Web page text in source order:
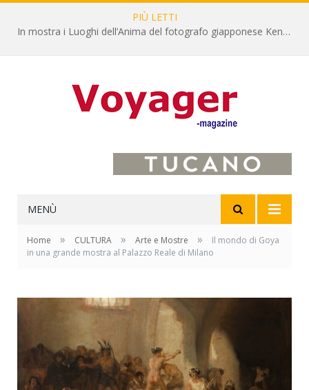
PIÙ LETTI
In mostra i Luoghi dell’Anima del fotografo giapponese Kenro Izu
MENÙ
Home » CULTURA » Arte e Mostre »
Il mondo di Goya
in una grande mostra al Palazzo Reale di Milano